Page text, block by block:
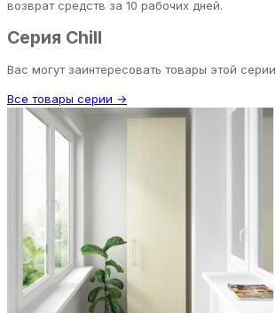
возврат средств за 10 рабочих дней.
Серия Chill
Вас могут заинтересовать товары этой серии
Все товары серии →